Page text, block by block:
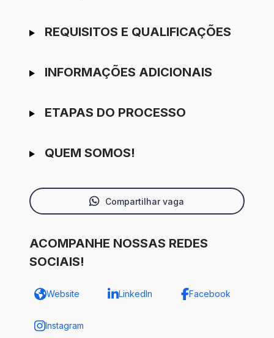
REQUISITOS E QUALIFICAÇÕES
INFORMAÇÕES ADICIONAIS
ETAPAS DO PROCESSO
QUEM SOMOS!
Compartilhar vaga
ACOMPANHE NOSSAS REDES
SOCIAIS!
Website LinkedIn Facebook
Instagram